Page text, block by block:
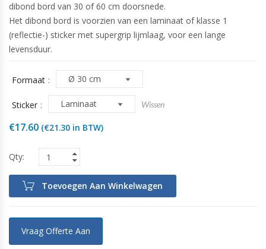
dibond bord van 30 of 60 cm doorsnede.
Het dibond bord is voorzien van een laminaat of klasse 1
(reflectie-) sticker met supergrip lijmlaag, voor een lange
levensduur.
Formaat
Sticker Wissen
€17.60 (€21.30 in BTW)
Toevoegen Aan Winkelwagen
Vraag Offerte Aan